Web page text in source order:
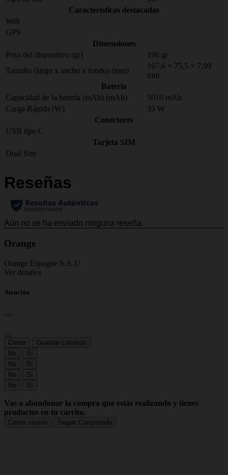
Características destacadas
Wifi
GPS
Dimensiones
Peso del dispositivo (gr)
196 gr
Tamaño (largo x ancho x fondo) (mm)
167,6 × 75,5 × 7,99
mm
Bateria
Capacidad de la batería (mAh) (mAh)
5010 mAh
Carga Rápida (W)
33 W
Conectores
USB tipo C
Tarjeta SIM
Dual Sim
Orange
Orange Espagne S.A.U
Ver detalles
Atención
Cerrar
Guardar cambios
No
Sí
No
Sí
No
Sí
No
Sí
Vas a abandonar la compra que estás realizando y tienes
productos en tu carrito.
Cerrar sesión Seguir Comprando